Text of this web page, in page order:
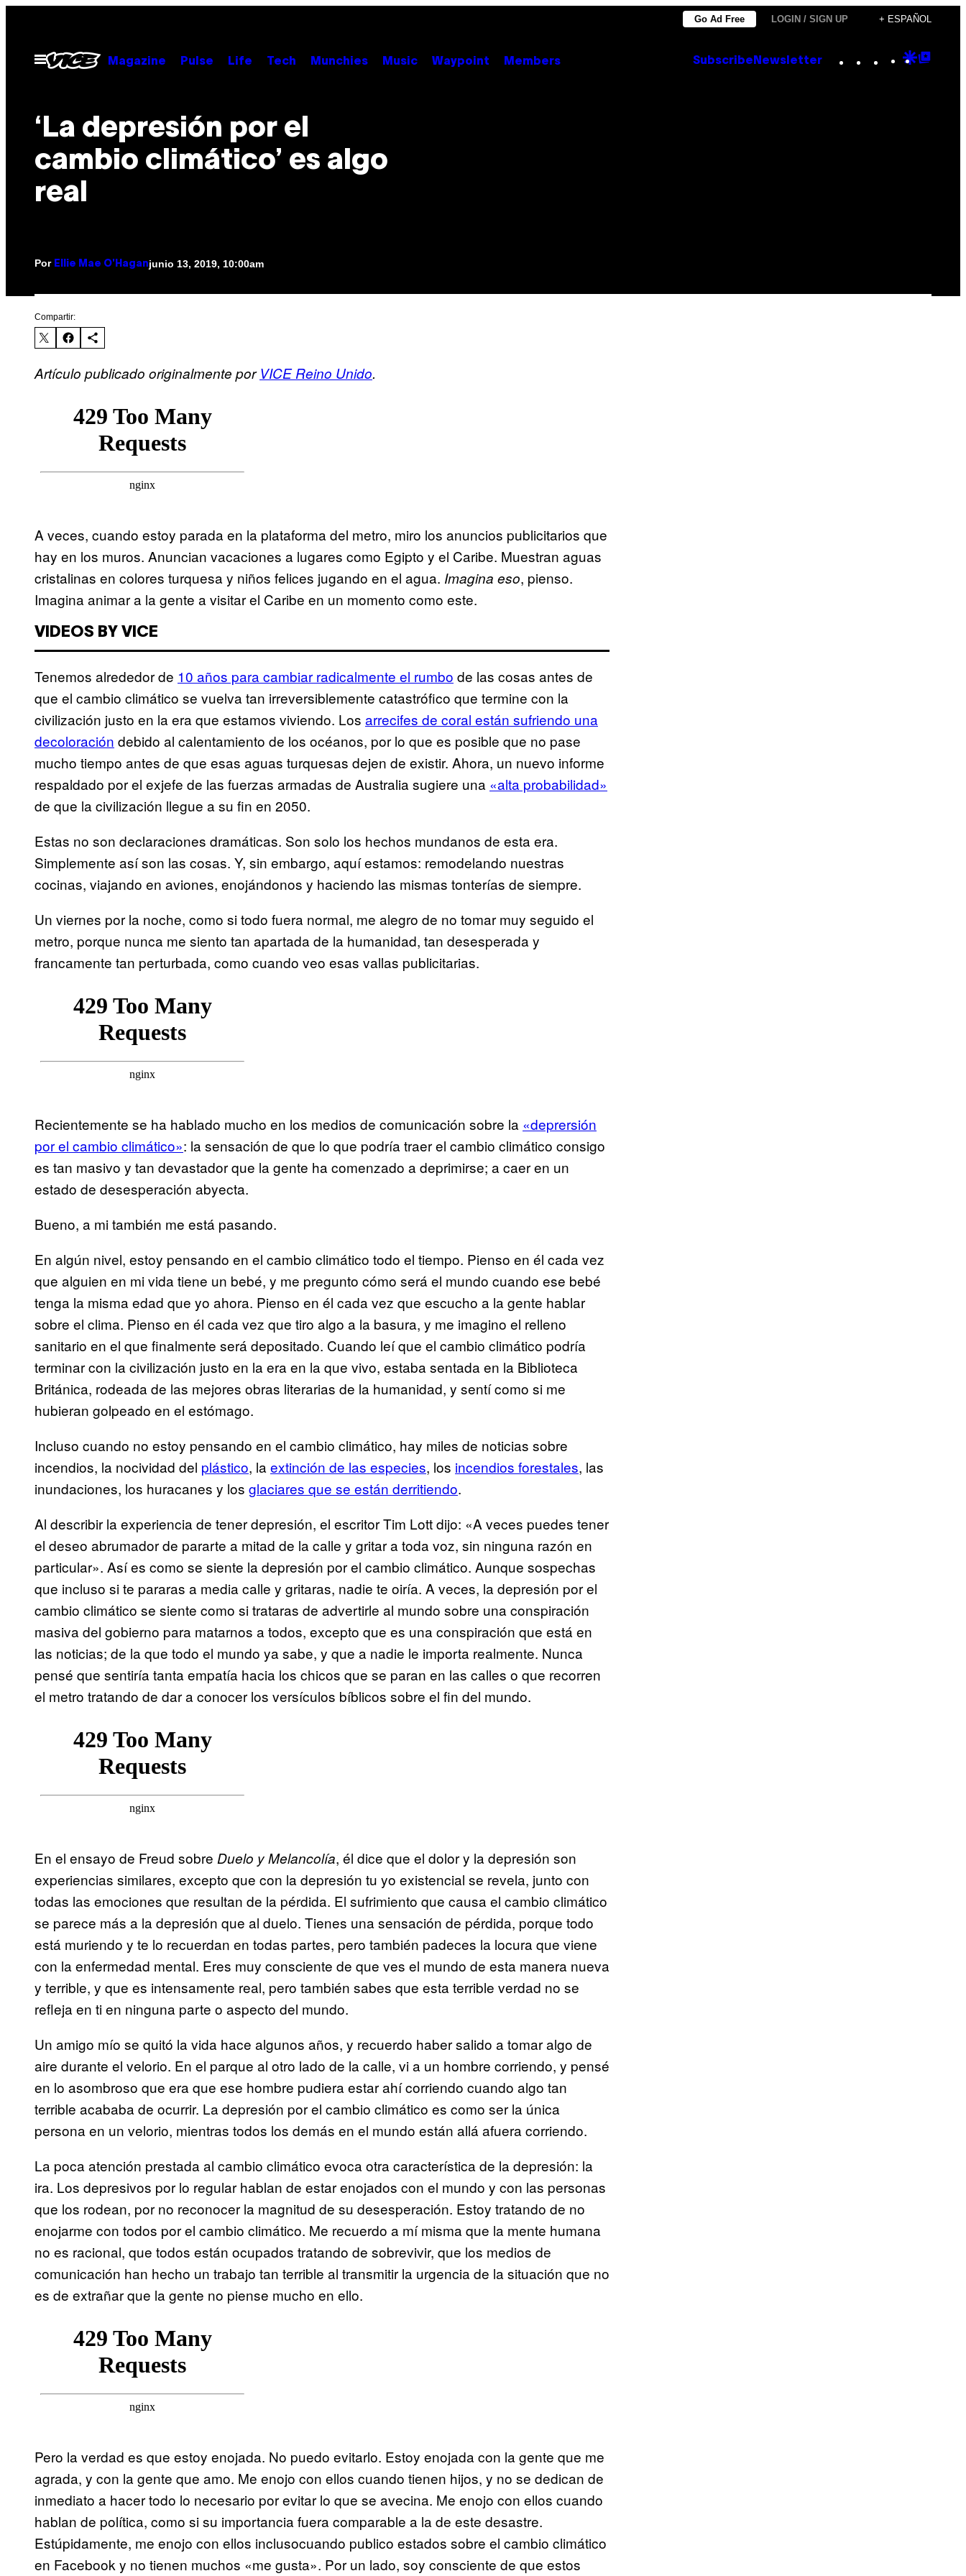
contenido
Go Ad Free LOGIN / SIGN UP + ESPAÑOL
Abrir
Menú
Magazine Pulse Life Tech Munchies Music Waypoint Members Subscribe Newsletter Instagram
TikTok
YouTube
Google
‘La depresión por el
cambio climático’ es algo
real
Por Ellie Mae O'Haganjunio 13, 2019, 10:00am
Compartir:
Artículo publicado originalmente porVICE Reino Unido.
A veces, cuando estoy parada en la plataforma del metro, miro los anuncios publicitarios que
hay en los muros. Anuncian vacaciones a lugares como Egipto y el Caribe. Muestran aguas
cristalinas en colores turquesa y niños felices jugando en el agua. Imagina eso, pienso.
Imagina animar a la gente a visitar el Caribe en un momento como este.
VIDEOS BY VICE
Tenemos alrededor de 10 años para cambiar radicalmente el rumbo de las cosas antes de
que el cambio climático se vuelva tan irreversiblemente catastrófico que termine con la
civilización justo en la era que estamos viviendo. Los arrecifes de coral están sufriendo una
decoloración debido al calentamiento de los océanos, por lo que es posible que no pase
mucho tiempo antes de que esas aguas turquesas dejen de existir. Ahora, un nuevo informe
respaldado por el exjefe de las fuerzas armadas de Australia sugiere una «alta probabilidad»
de que la civilización llegue a su fin en 2050.
Estas no son declaraciones dramáticas. Son solo los hechos mundanos de esta era.
Simplemente así son las cosas. Y, sin embargo, aquí estamos: remodelando nuestras
cocinas, viajando en aviones, enojándonos y haciendo las mismas tonterías de siempre.
Un viernes por la noche, como si todo fuera normal, me alegro de no tomar muy seguido el
metro, porque nunca me siento tan apartada de la humanidad, tan desesperada y
francamente tan perturbada, como cuando veo esas vallas publicitarias.
Recientemente se ha hablado mucho en los medios de comunicación sobre la «deprersión
por el cambio climático»: la sensación de que lo que podría traer el cambio climático consigo
es tan masivo y tan devastador que la gente ha comenzado a deprimirse; a caer en un
estado de desesperación abyecta.
Bueno, a mi también me está pasando.
En algún nivel, estoy pensando en el cambio climático todo el tiempo. Pienso en él cada vez
que alguien en mi vida tiene un bebé, y me pregunto cómo será el mundo cuando ese bebé
tenga la misma edad que yo ahora. Pienso en él cada vez que escucho a la gente hablar
sobre el clima. Pienso en él cada vez que tiro algo a la basura, y me imagino el relleno
sanitario en el que finalmente será depositado. Cuando leí que el cambio climático podría
terminar con la civilización justo en la era en la que vivo, estaba sentada en la Biblioteca
Británica, rodeada de las mejores obras literarias de la humanidad, y sentí como si me
hubieran golpeado en el estómago.
Incluso cuando no estoy pensando en el cambio climático, hay miles de noticias sobre
incendios, la nocividad del plástico, la extinción de las especies, los incendios forestales, las
inundaciones, los huracanes y los glaciares que se están derritiendo.
Al describir la experiencia de tener depresión, el escritor Tim Lott dijo: «A veces puedes tener
el deseo abrumador de pararte a mitad de la calle y gritar a toda voz, sin ninguna razón en
particular». Así es como se siente la depresión por el cambio climático. Aunque sospechas
que incluso si te pararas a media calle y gritaras, nadie te oiría. A veces, la depresión por el
cambio climático se siente como si trataras de advertirle al mundo sobre una conspiración
masiva del gobierno para matarnos a todos, excepto que es una conspiración que está en
las noticias; de la que todo el mundo ya sabe, y que a nadie le importa realmente. Nunca
pensé que sentiría tanta empatía hacia los chicos que se paran en las calles o que recorren
el metro tratando de dar a conocer los versículos bíblicos sobre el fin del mundo.
En el ensayo de Freud sobre Duelo y Melancolía, él dice que el dolor y la depresión son
experiencias similares, excepto que con la depresión tu yo existencial se revela, junto con
todas las emociones que resultan de la pérdida. El sufrimiento que causa el cambio climático
se parece más a la depresión que al duelo. Tienes una sensación de pérdida, porque todo
está muriendo y te lo recuerdan en todas partes, pero también padeces la locura que viene
con la enfermedad mental. Eres muy consciente de que ves el mundo de esta manera nueva
y terrible, y que es intensamente real, pero también sabes que esta terrible verdad no se
refleja en ti en ninguna parte o aspecto del mundo.
Un amigo mío se quitó la vida hace algunos años, y recuerdo haber salido a tomar algo de
aire durante el velorio. En el parque al otro lado de la calle, vi a un hombre corriendo, y pensé
en lo asombroso que era que ese hombre pudiera estar ahí corriendo cuando algo tan
terrible acababa de ocurrir. La depresión por el cambio climático es como ser la única
persona en un velorio, mientras todos los demás en el mundo están allá afuera corriendo.
La poca atención prestada al cambio climático evoca otra característica de la depresión: la
ira. Los depresivos por lo regular hablan de estar enojados con el mundo y con las personas
que los rodean, por no reconocer la magnitud de su desesperación. Estoy tratando de no
enojarme con todos por el cambio climático. Me recuerdo a mí misma que la mente humana
no es racional, que todos están ocupados tratando de sobrevivir, que los medios de
comunicación han hecho un trabajo tan terrible al transmitir la urgencia de la situación que no
es de extrañar que la gente no piense mucho en ello.
Pero la verdad es que estoy enojada. No puedo evitarlo. Estoy enojada con la gente que me
agrada, y con la gente que amo. Me enojo con ellos cuando tienen hijos, y no se dedican de
inmediato a hacer todo lo necesario por evitar lo que se avecina. Me enojo con ellos cuando
hablan de política, como si su importancia fuera comparable a la de este desastre.
Estúpidamente, me enojo con ellos inclusocuando publico estados sobre el cambio climático
en Facebook y no tienen muchos «me gusta». Por un lado, soy consciente de que estos